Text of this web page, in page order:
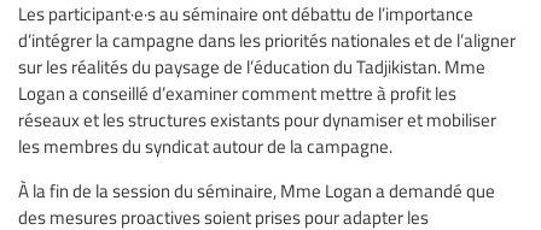
Les participant·e·s au séminaire ont débattu de l’importance
d’intégrer la campagne dans les priorités nationales et de l’aligner
sur les réalités du paysage de l’éducation du Tadjikistan. Mme
Logan a conseillé d’examiner comment mettre à profit les
réseaux et les structures existants pour dynamiser et mobiliser
les membres du syndicat autour de la campagne.
À la fin de la session du séminaire, Mme Logan a demandé que
des mesures proactives soient prises pour adapter les